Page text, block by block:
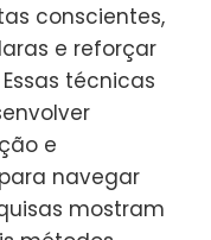
conscientes,
e reforçar
técnicas
e
navegar
mostram